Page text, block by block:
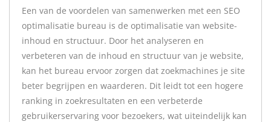
Een van de voordelen van samenwerken met een SEO
optimalisatie bureau is de optimalisatie van website-
inhoud en structuur. Door het analyseren en
verbeteren van de inhoud en structuur van je website,
kan het bureau ervoor zorgen dat zoekmachines je site
beter begrijpen en waarderen. Dit leidt tot een hogere
ranking in zoekresultaten en een verbeterde
gebruikerservaring voor bezoekers, wat uiteindelijk kan